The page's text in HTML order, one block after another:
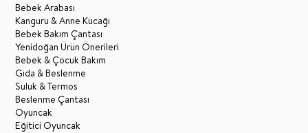
Bebek Arabası
Kanguru & Anne Kucağı
Bebek Bakım Çantası
Yenidoğan Ürün Önerileri
Bebek & Çocuk Bakım
Gıda & Beslenme
Suluk & Termos
Beslenme Çantası
Oyuncak
Eğitici Oyuncak